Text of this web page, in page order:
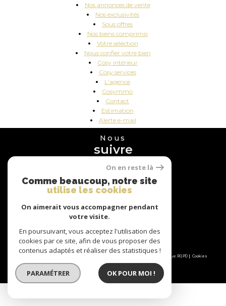
nos annonces de vente
nos exclusivités
sous offres
nos biens comprimis
votre sélection
nous confier votre bien
cosy intérieur
cosy services
l'agence
cosymmo
contact
estimation
alerte e-mail
Nous
suivre
Nous
adhérons
© 2026 | Tous droits réservés | Traduction powered by Google |
Plan du site Partenaires Politique RGPD Cookies
On en reste là
Comme beaucoup, notre site
utilise les cookies
On aimerait vous accompagner pendant
votre visite.
En poursuivant, vous acceptez l'utilisation des
cookies par ce site, afin de vous proposer des
contenus adaptés et réaliser des statistiques !
PARAMÉTRER OK POUR MOI !